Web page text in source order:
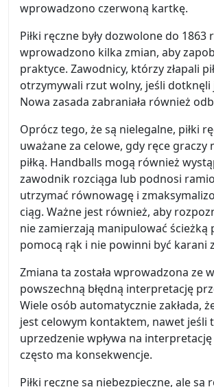
wprowadzono czerwoną kartkę.
Piłki ręczne były dozwolone do 1863
wprowadzono kilka zmian, aby
praktyce. Zawodnicy, którzy złapali
otrzymywali rzut wolny, jeśli dotknęli
Nowa zasada zabraniała również
Oprócz tego, że są nielegalne, piłki
uważane za celowe, gdy ręce graczy
piłką. Handballs mogą również
zawodnik rozciąga lub podnosi
utrzymać równowagę i
ciąg. Ważne jest również, aby
nie zamierzają manipulować ścieżką
pomocą rąk i nie powinni być karani
Zmiana ta została wprowadzona ze
powszechną błędną interpretację
Wiele osób automatycznie zakłada,
jest celowym kontaktem, nawet jeśli
uprzedzenie wpływa na interpretację
często ma konsekwencje.
Piłki ręczne są niebezpieczne, ale są